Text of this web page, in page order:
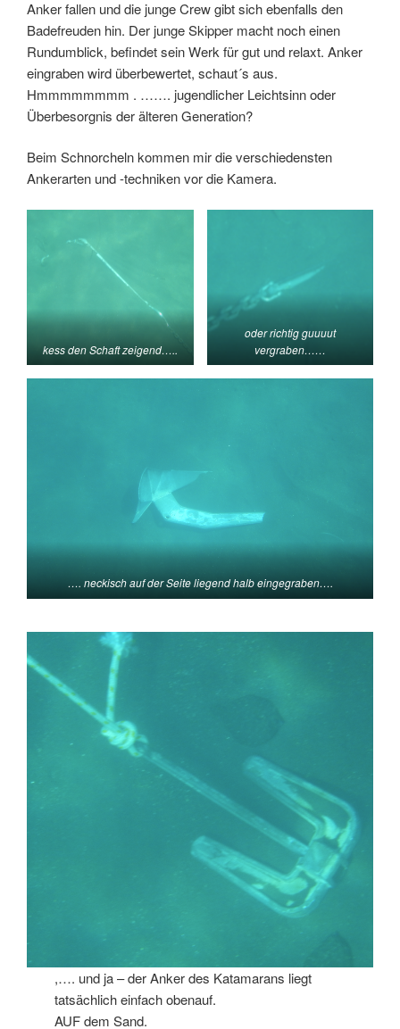
Anker fallen und die junge Crew gibt sich ebenfalls den
Badefreuden hin. Der junge Skipper macht noch einen
Rundumblick, befindet sein Werk für gut und relaxt. Anker
eingraben wird überbewertet, schaut´s aus.
Hmmmmmmmm . ……. jugendlicher Leichtsinn oder
Überbesorgnis der älteren Generation?
Beim Schnorcheln kommen mir die verschiedensten
Ankerarten und -techniken vor die Kamera.
kess den Schaft zeigend…..
oder richtig guuuut
vergraben……
…. neckisch auf der Seite liegend halb eingegraben….
,…. und ja – der Anker des Katamarans liegt
tatsächlich einfach obenauf.
AUF dem Sand.